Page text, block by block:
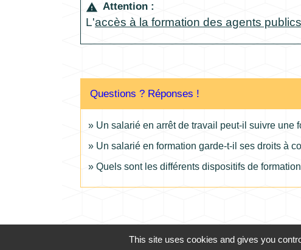
warning Attention :
L'accès à la formation des agents publics
Questions ? Réponses !
Un salarié en arrêt de travail peut-il suivre une
Un salarié en formation garde-t-il ses droits à
Quels sont les différents dispositifs de
This site uses cookies and gives you